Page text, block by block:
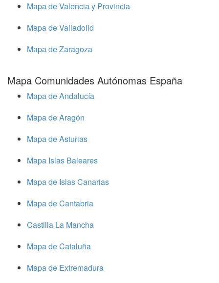
Mapa de Valencia y Provincia
Mapa de Valladolid
Mapa de Zaragoza
Mapa Comunidades Autónomas España
Mapa de Andalucía
Mapa de Aragón
Mapa de Asturias
Mapa Islas Baleares
Mapa de Islas Canarias
Mapa de Cantabria
Castilla La Mancha
Mapa de Cataluña
Mapa de Extremadura